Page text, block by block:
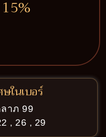
15%
ในเบอร์
าภ 99
, 26 , 29